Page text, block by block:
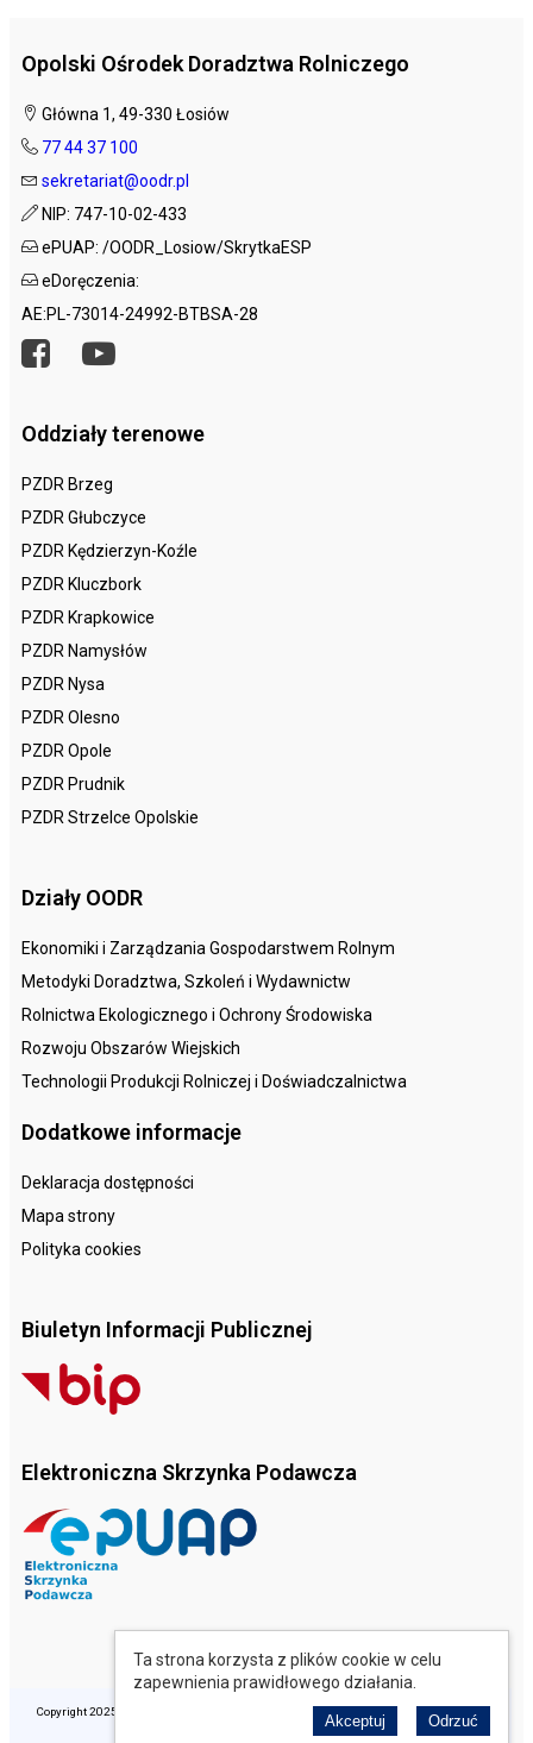
Opolski Ośrodek Doradztwa Rolniczego
Główna 1, 49-330 Łosiów
77 44 37 100
sekretariat@oodr.pl
NIP: 747-10-02-433
ePUAP: /OODR_Losiow/SkrytkaESP
eDoręczenia:
AE:PL-73014-24992-BTBSA-28
Oddziały terenowe
PZDR Brzeg
PZDR Głubczyce
PZDR Kędzierzyn-Koźle
PZDR Kluczbork
PZDR Krapkowice
PZDR Namysłów
PZDR Nysa
PZDR Olesno
PZDR Opole
PZDR Prudnik
PZDR Strzelce Opolskie
Działy OODR
Ekonomiki i Zarządzania Gospodarstwem Rolnym
Metodyki Doradztwa, Szkoleń i Wydawnictw
Rolnictwa Ekologicznego i Ochrony Środowiska
Rozwoju Obszarów Wiejskich
Technologii Produkcji Rolniczej i Doświadczalnictwa
Dodatkowe informacje
Deklaracja dostępności
Mapa strony
Polityka cookies
Biuletyn Informacji Publicznej
Elektroniczna Skrzynka Podawcza
Copyright 2025 © Opolski Ośrodek Doradztwa Rolniczego. Wszelkie prawa zastrzeżone.
Realizacja: perfekcyjneStrony.pl
Ta strona korzysta z plików cookie w celu
zapewnienia prawidłowego działania.
Akceptuj Odrzuć